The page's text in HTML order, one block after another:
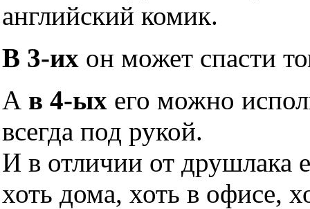
английский комик.
В 3-их он может спасти
А в 4-ых его можно
всегда под рукой.
И в отличии от друшлака
хоть дома, хоть в офисе,